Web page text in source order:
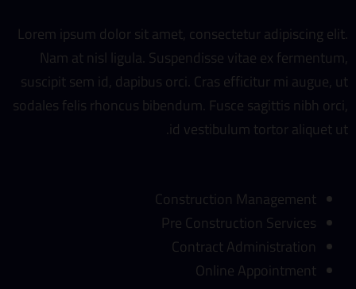
Lorem ipsum dolor sit amet, consectetur adipiscing elit.
Nam at nisl ligula. Suspendisse vitae ex fermentum,
suscipit sem id, dapibus orci. Cras efficitur mi augue, ut
sodales felis rhoncus bibendum. Fusce sagittis nibh orci,
id vestibulum tortor aliquet ut.
Construction Management
Pre Construction Services
Contract Administration
Online Appointment